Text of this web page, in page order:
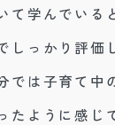
て学んでいる
しっかり評価
では子育て中
たように感じ